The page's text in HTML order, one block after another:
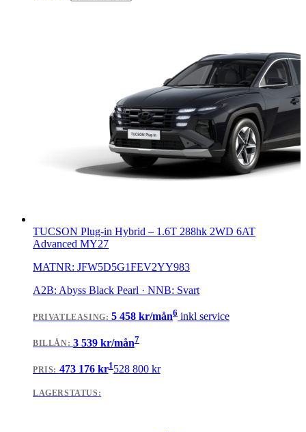
TUCSON Plug-in Hybrid – 1.6T 288hk 2WD 6AT
Advanced MY27
MATNR: JFW5D5G1FEV2YY983
A2B: Abyss Black Pearl · NNB: Svart
PRIVATLEASING:5 458 kr/mån6 inkl service
BILLÅN: 3 539kr/mån7
PRIS: 473 176kr1528 800kr
LAGERSTATUS: